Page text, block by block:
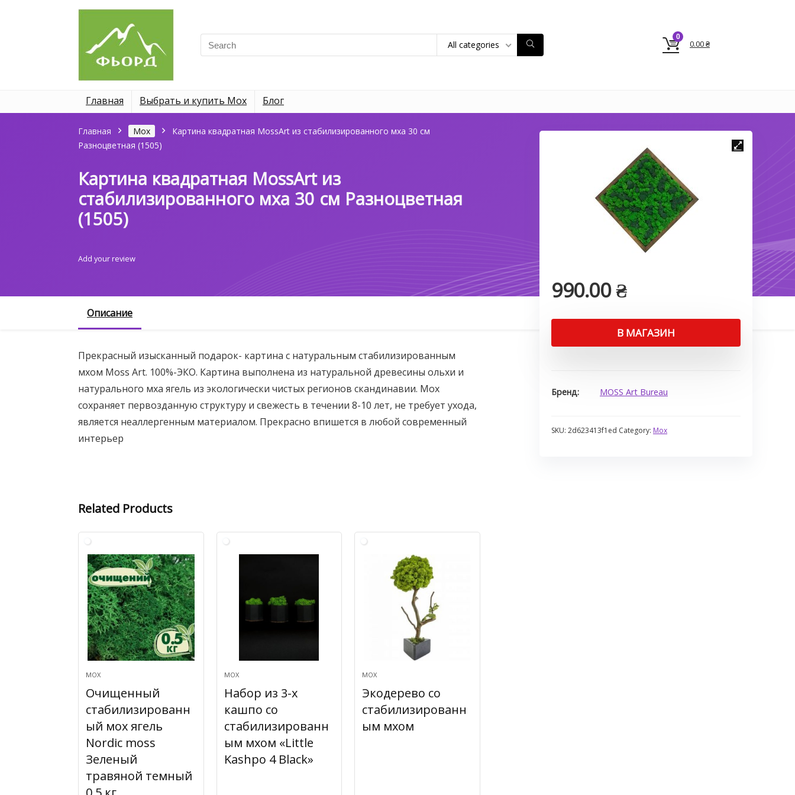
Search
for:
All categories
0
0.00₴
Главная Выбрать и купить Мох Блог
Главная Мох
Картина квадратная MossArt из стабилизированного мха 30 см
Разноцветная (1505)
Картина квадратная MossArt из
стабилизированного мха 30 см Разноцветная
(1505)
990.00₴
В МАГАЗИН
Бренд MOSS Art Bureau
SKU: 2d623413f1ed Category: Мох
Add your review
Описание
Прекрасный изысканный подарок- картина с натуральным стабилизированным
мхом Moss Art. 100%-ЭКО. Картина выполнена из натуральной древесины ольхи и
натурального мха ягель из экологически чистых регионов скандинавии. Мох
сохраняет первозданную структуру и свежесть в течении 8-10 лет, не требует ухода,
является неаллергенным материалом. Прекрасно впишется в любой современный
интерьер
Related Products
МОХ
Очищенный
стабилизированн
ый мох ягель
Nordic moss
Зеленый
травяной темный
МОХ
Набор из 3-х
кашпо со
стабилизированн
ым мхом «Little
Kashpo 4 Black»
МОХ
Экодерево со
стабилизированн
ым мхом